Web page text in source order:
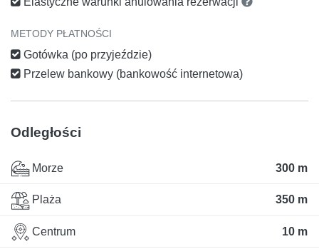
METODY PŁATNOŚCI
Gotówka (po przyjeździe)
Przelew bankowy (bankowość internetowa)
Odległości
Morze 300 m
Plaża 350 m
Centrum 10 m